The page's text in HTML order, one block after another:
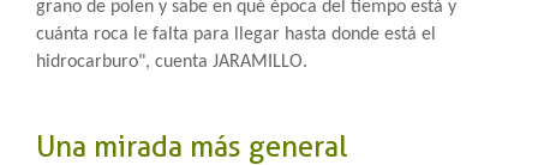
grano de polen y sabe en qué época del tiempo está y
cuánta roca le falta para llegar hasta donde está el
hidrocarburo", cuenta JARAMILLO.
Una mirada más general